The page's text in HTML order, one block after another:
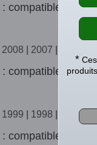
: compatible avec
2008 2007
: compatible avec
1999 1998 1997
: compatible avec
*